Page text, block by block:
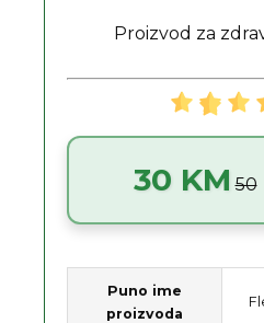
Proizvod za
30 KM 50
Puno ime
proizvoda